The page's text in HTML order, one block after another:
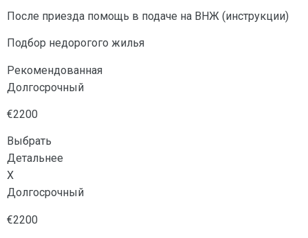
После приезда помощь в подаче на ВНЖ (инструкции)
Подбор недорогого жилья
Рекомендованная
Долгосрочный
€2200
Выбрать
Детальнее
X
Долгосрочный
€2200